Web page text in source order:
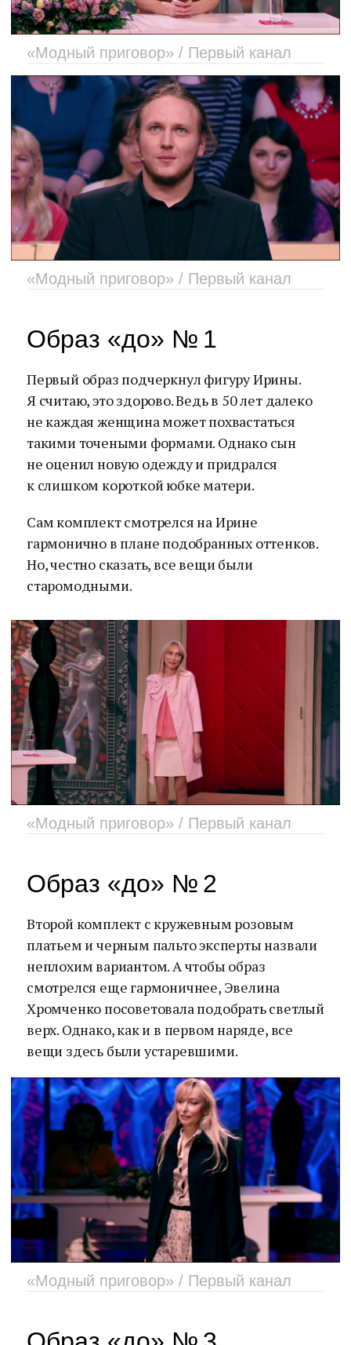
«Модный приговор» / Первый канал
«Модный приговор» / Первый канал
Образ «до» № 1
Первый образ подчеркнул фигуру Ирины.
Я считаю, это здорово. Ведь в 50 лет далеко
не каждая женщина может похвастаться
такими точеными формами. Однако сын
не оценил новую одежду и придрался
к слишком короткой юбке матери.
Сам комплект смотрелся на Ирине
гармонично в плане подобранных оттенков.
Но, честно сказать, все вещи были
старомодными.
«Модный приговор» / Первый канал
Образ «до» № 2
Второй комплект с кружевным розовым
платьем и черным пальто эксперты назвали
неплохим вариантом. А чтобы образ
смотрелся еще гармоничнее, Эвелина
Хромченко посоветовала подобрать светлый
верх. Однако, как и в первом наряде, все
вещи здесь были устаревшими.
«Модный приговор» / Первый канал